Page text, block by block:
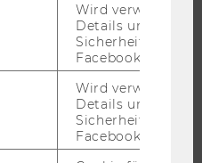
Wird verwendet,
Details und
Facebook-Kontos
Wird verwendet,
Details und
Facebook-Kontos